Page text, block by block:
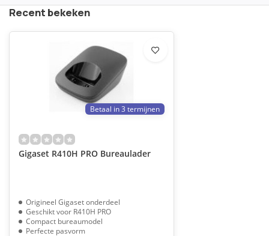
Recent bekeken
Betaal in 3 termijnen
Gigaset R410H PRO Bureaulader
Origineel Gigaset onderdeel
Geschikt voor R410H PRO
Compact bureaumodel
Perfecte pasvorm